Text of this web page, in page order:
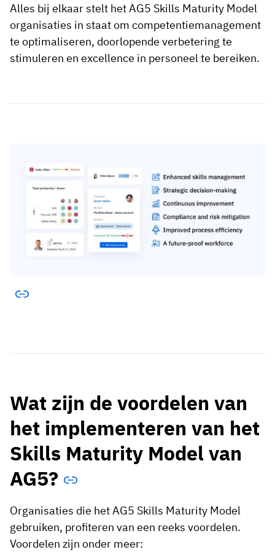
Alles bij elkaar stelt het AG5 Skills Maturity Model
organisaties in staat om competentiemanagement
te optimaliseren, doorlopende verbetering te
stimuleren en excellence in personeel te bereiken.
Wat zijn de voordelen van
het implementeren van het
Skills Maturity Model van
AG5?
Organisaties die het AG5 Skills Maturity Model
gebruiken, profiteren van een reeks voordelen.
Voordelen zijn onder meer: